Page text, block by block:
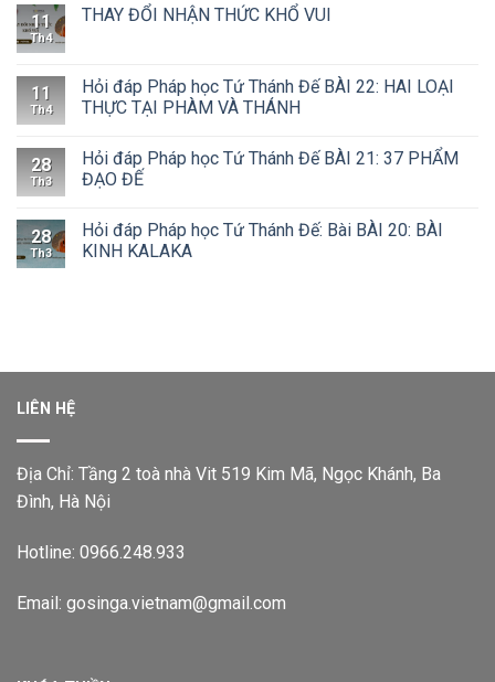
11
Th4
THAY ĐỔI NHẬN THỨC KHỔ VUI
11
Th4
Hỏi đáp Pháp học Tứ Thánh Đế BÀI 22: HAI LOẠI
THỰC TẠI PHÀM VÀ THÁNH
28
Th3
Hỏi đáp Pháp học Tứ Thánh Đế BÀI 21: 37 PHẨM
ĐẠO ĐẾ
28
Th3
Hỏi đáp Pháp học Tứ Thánh Đế: Bài BÀI 20: BÀI
KINH KALAKA
LIÊN HỆ
Địa Chỉ: Tầng 2 toà nhà Vit 519 Kim Mã, Ngọc Khánh, Ba
Đình, Hà Nội
Hotline: 0966.248.933
Email: gosinga.vietnam@gmail.com